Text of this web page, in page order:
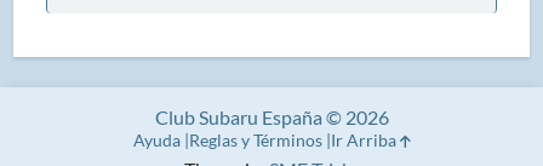
Club Subaru España © 2026
Ayuda Reglas y Términos Ir Arriba